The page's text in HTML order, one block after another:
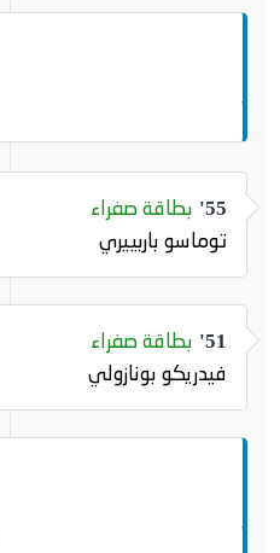
55' بطاقة صفراء
توماسو باربييري
51' بطاقة صفراء
فيدريكو بونازولي